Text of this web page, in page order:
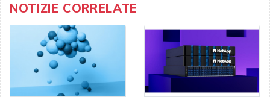
NOTIZIE CORRELATE